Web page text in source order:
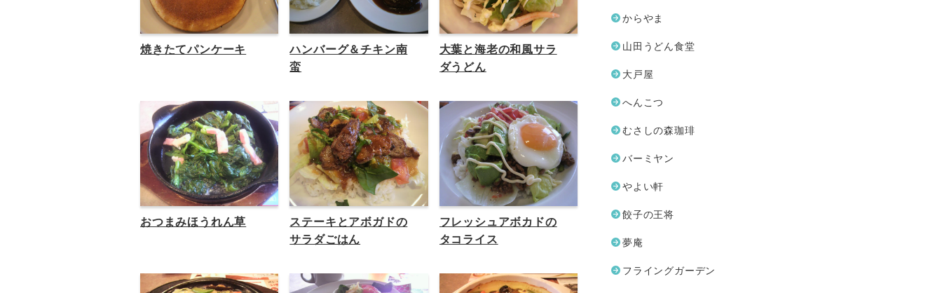
焼きたてパンケーキ
ハンバーグ＆チキン南
蛮
大葉と海老の和風サラ
ダうどん
おつまみほうれん草
ステーキとアボガドの
サラダごはん
フレッシュアボカドの
タコライス
からやま
山田うどん食堂
大戸屋
へんこつ
むさしの森珈琲
バーミヤン
やよい軒
餃子の王将
夢庵
フライングガーデン